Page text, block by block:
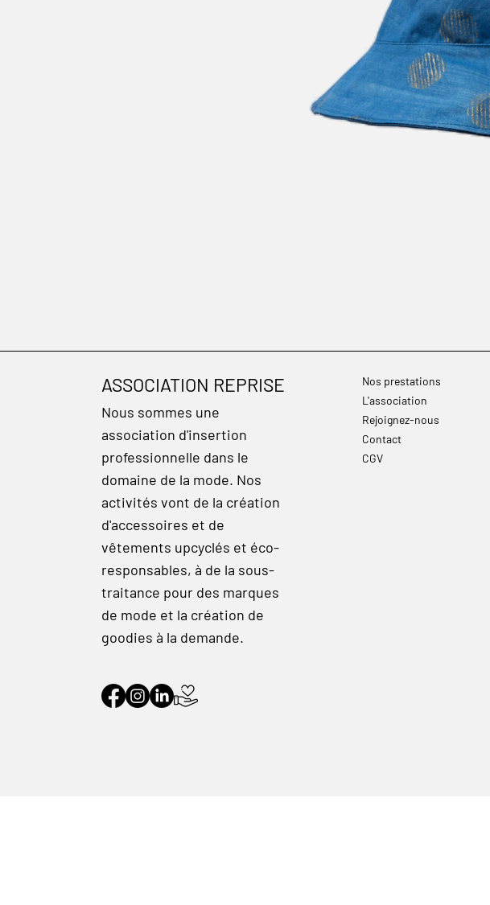
ASSOCIATION REPRISE
Nous sommes une
association d'insertion
professionnelle dans le
domaine de la mode. Nos
activités vont de la création
d'accessoires et de
vêtements upcyclés et éco-
responsables, à de la sous-
traitance pour des marques
de mode et la création de
goodies à la demande.
Nos prestations
L'association
Rejoignez-nous
Contact
CGV